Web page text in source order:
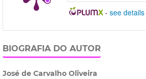
- see details
BIOGRAFIA DO AUTOR
José de Carvalho Oliveira